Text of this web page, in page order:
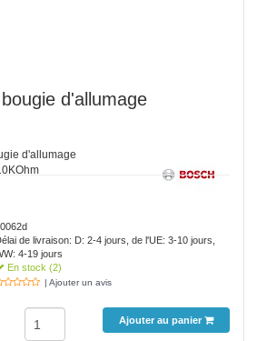
d'allumage
d'allumage
de livraison: D: 2-4 jours, de l'UE: 3-10 jours,
4-19 jours
En stock (2)
| Ajouter un avis
Ajouter au panier